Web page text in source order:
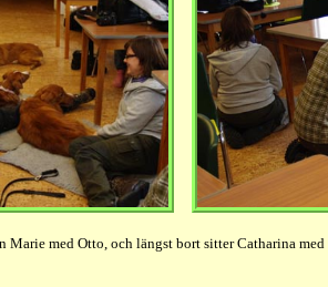
Marie med Otto, och längst bort sitter Catharina